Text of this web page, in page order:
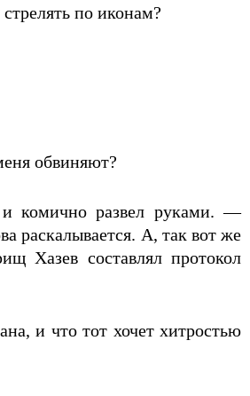
по иконам?
обвиняют?
комично развел руками. —
раскалывается. А, так вот же
Хазев составлял протокол
и что тот хочет хитростью